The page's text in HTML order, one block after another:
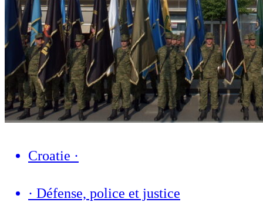
Croatie ·
· Défense, police et justice